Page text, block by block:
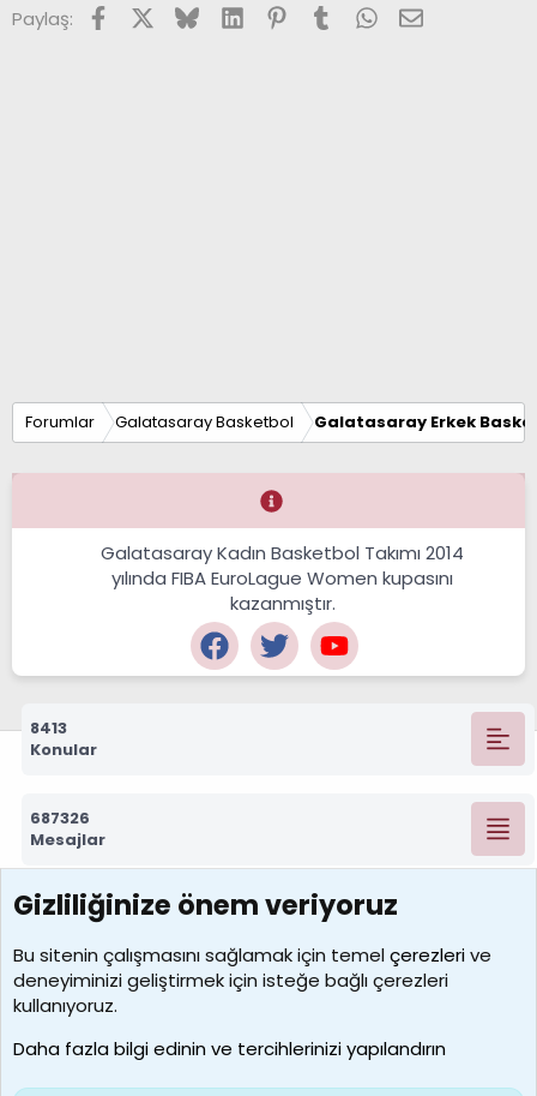
Paylaş: FacebookX (Twitter)
BlueskyLinkedInPinterest
TumblrWhatsApp
E-posta
Forumlar Galatasaray Basketbol Galatasaray Erkek
Galatasaray Kadın Basketbol Takımı 2014
yılında FIBA EuroLague Women kupasını
kazanmıştır.
8413
Konular
687326
Mesajlar
7390
Kullanıcılar
MosesBrownHayranı
Son üye
Gizliliğinize önem veriyoruz
Bu sitenin çalışmasını sağlamak için temelçerezlerive
deneyiminizi geliştirmek için isteğe bağlı çerezleri
kullanıyoruz.
Daha fazla bilgi edinin ve tercihlerinizi yapılandırın